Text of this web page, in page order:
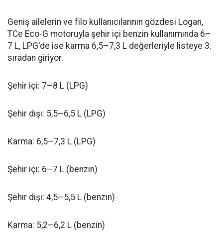
Geniş ailelerin ve filo kullanıcılarının gözdesi Logan,
TCe Eco-G motoruyla şehir içi benzin kullanımında 6–
7 L, LPG'de ise karma 6,5–7,3 L değerleriyle listeye 3.
sıradan giriyor.
Şehir içi: 7–8 L (LPG)
Şehir dışı: 5,5–6,5 L (LPG)
Karma: 6,5–7,3 L (LPG)
Şehir içi: 6–7 L (benzin)
Şehir dışı: 4,5–5,5 L (benzin)
Karma: 5,2–6,2 L (benzin)